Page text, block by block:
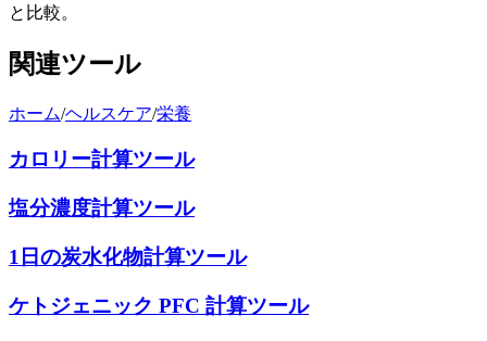
と比較。
関連ツール
ホーム/ヘルスケア/栄養
カロリー計算ツール
塩分濃度計算ツール
1日の炭水化物計算ツール
ケトジェニック PFC 計算ツール